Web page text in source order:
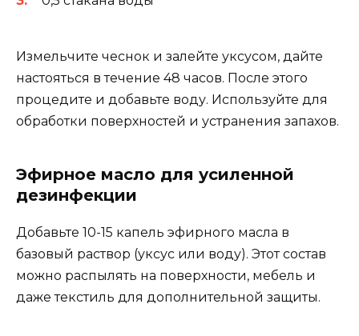
Измельчите чеснок и залейте уксусом, дайте
настояться в течение 48 часов. После этого
процедите и добавьте воду. Используйте для
обработки поверхностей и устранения запахов.
Эфирное масло для усиленной
дезинфекции
Добавьте 10-15 капель эфирного масла в
базовый раствор (уксус или воду). Этот состав
можно распылять на поверхности, мебель и
даже текстиль для дополнительной защиты.